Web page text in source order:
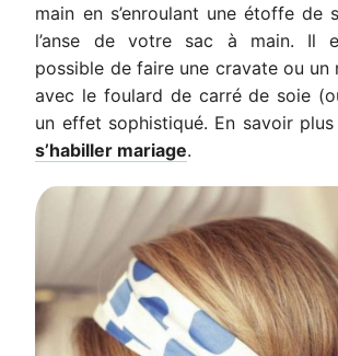
main en s’enroulant une étoffe de
l’anse de votre sac à main. Il
possible de faire une cravate ou
avec le foulard de carré de soie
un effet sophistiqué. En savoir plus
s’habiller mariage.